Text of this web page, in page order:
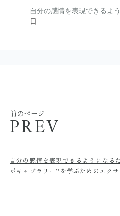
自分の感情を表現できるよ
日
前のページ
PREV
自分の感情を表現できるようにな
ボキャブラリー”を学ぶためのエク